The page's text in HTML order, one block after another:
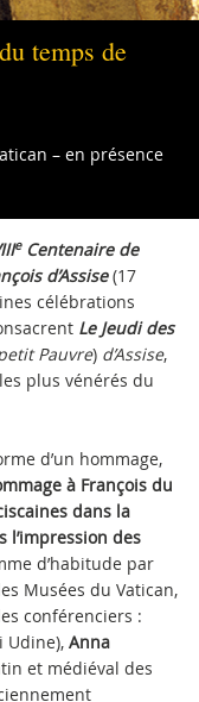
temps de
– en présence
eCentenaire de
d’Assise(17
célébrations
Le Jeudi des
Pauvre) d’Assise,
plus vénérés du
d’un hommage,
à François du
dans la
l’impression des
d’habitude par
Musées du Vatican,
conférenciers :
Udine), Anna
et médiéval des